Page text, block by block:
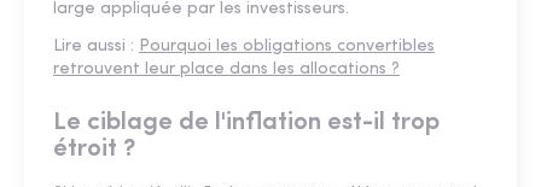
large appliquée par les investisseurs.
Lire aussi : Pourquoi les obligations convertibles
retrouvent leur place dans les allocations ?
Le ciblage de l'inflation est-il trop
étroit ?